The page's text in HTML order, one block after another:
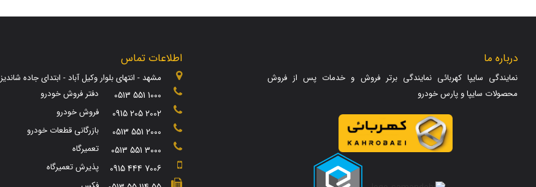
درباره ما
نمایندگی سایپا کهربائی نمایندگی برتر فروش و خدمات پس از فروش
محصولات سایپا و پارس خودرو
اطلاعات تماس
مشهد - انتهای بلوار وکیل آباد - ابتدای جاده شاندیز
0513 551 1000 دفتر فروش خودرو
0915 205 2002 فروش خودرو
0513 551 2000 بازرگانی قطعات خودرو
0513 551 3000 تعمیرگاه
0915 444 7006 پذیرش تعمیرگاه